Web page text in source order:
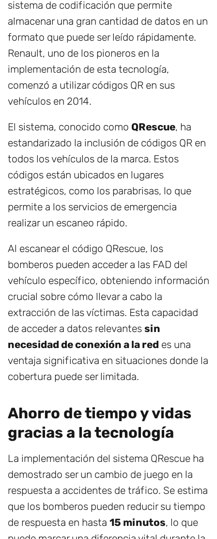
sistema de codificación que permite
almacenar una gran cantidad de datos en un
formato que puede ser leído rápidamente.
Renault, uno de los pioneros en la
implementación de esta tecnología,
comenzó a utilizar códigos QR en sus
vehículos en 2014.
El sistema, conocido como QRescue, ha
estandarizado la inclusión de códigos QR en
todos los vehículos de la marca. Estos
códigos están ubicados en lugares
estratégicos, como los parabrisas, lo que
permite a los servicios de emergencia
realizar un escaneo rápido.
Al escanear el código QRescue, los
bomberos pueden acceder a las FAD del
vehículo específico, obteniendo información
crucial sobre cómo llevar a cabo la
extracción de las víctimas. Esta capacidad
de acceder a datos relevantes sin
necesidad de conexión a la red es una
ventaja significativa en situaciones donde la
cobertura puede ser limitada.
Ahorro de tiempo y vidas
gracias a la tecnología
La implementación del sistema QRescue ha
demostrado ser un cambio de juego en la
respuesta a accidentes de tráfico. Se estima
que los bomberos pueden reducir su tiempo
de respuesta en hasta 15 minutos, lo que